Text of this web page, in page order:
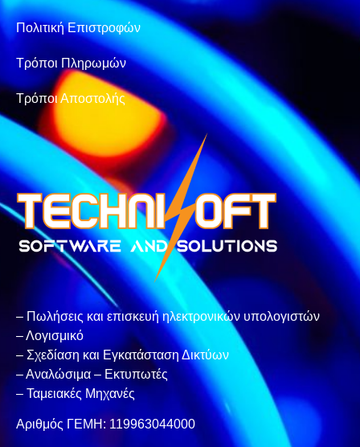
Πολιτική Επιστροφών
Τρόποι Πληρωμών
Τρόποι Αποστολής
– Πωλήσεις και επισκευή ηλεκτρονικών υπολογιστών
– Λογισμικό
– Σχεδίαση και Εγκατάσταση Δικτύων
– Αναλώσιμα – Εκτυπωτές
– Ταμειακές Μηχανές
Αριθμός ΓΕΜΗ: 119963044000